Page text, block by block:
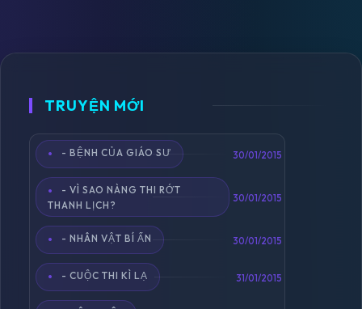
TRUYỆN MỚI
- BỆNH CỦA GIÁO SƯ 30/01/2015
- VÌ SAO NÀNG THI RỚT
THANH LỊCH?
30/01/2015
- NHÂN VẬT BÍ ẨN 30/01/2015
- CUỘC THI KÌ LẠ 31/01/2015